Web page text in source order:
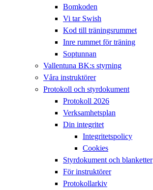
Bomkoden
Vi tar Swish
Kod till träningsrummet
Inre rummet för träning
Soptunnan
Vallentuna BK:s styrning
Våra instruktörer
Protokoll och styrdokument
Protokoll 2026
Verksamhetsplan
Din integritet
Integritetspolicy
Cookies
Styrdokument och blanketter
För instruktörer
Protokollarkiv